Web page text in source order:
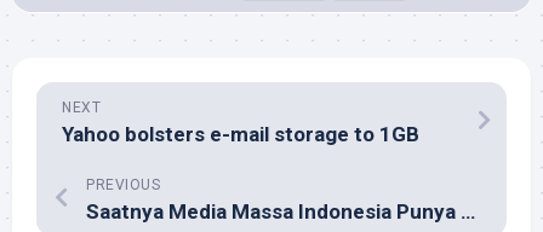
NEXT
Yahoo bolsters e-mail storage to 1GB
PREVIOUS
Saatnya Media Massa Indonesia Punya Blog